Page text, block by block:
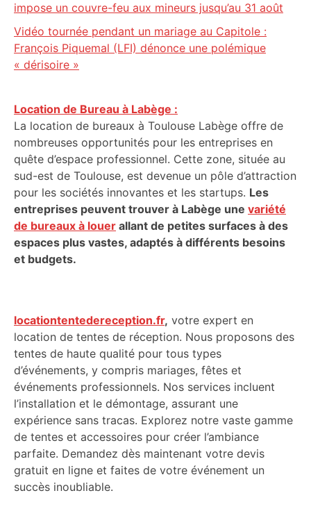
impose un couvre-feu aux mineurs jusqu’au 31 août
Vidéo tournée pendant un mariage au Capitole :
François Piquemal (LFI) dénonce une polémique
« dérisoire »
Location de Bureau à Labège :
La location de bureaux à Toulouse Labège offre de
nombreuses opportunités pour les entreprises en
quête d’espace professionnel. Cette zone, située au
sud-est de Toulouse, est devenue un pôle d’attraction
pour les sociétés innovantes et les startups. Les
entreprises peuvent trouver à Labège une variété
de bureaux à louer allant de petites surfaces à des
espaces plus vastes, adaptés à différents besoins
et budgets.
locationtentedereception.fr, votre expert en
location de tentes de réception. Nous proposons des
tentes de haute qualité pour tous types
d’événements, y compris mariages, fêtes et
événements professionnels. Nos services incluent
l’installation et le démontage, assurant une
expérience sans tracas. Explorez notre vaste gamme
de tentes et accessoires pour créer l’ambiance
parfaite. Demandez dès maintenant votre devis
gratuit en ligne et faites de votre événement un
succès inoubliable.